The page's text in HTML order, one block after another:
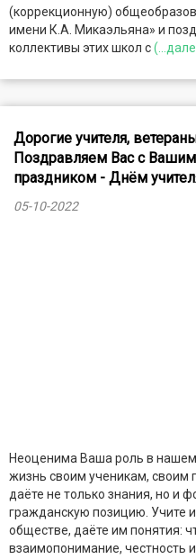
(коррекционную)
имени К.А. Микаэльяна» и
коллективы этих школ с
Дорогие учителя,
Поздравляем Вас с
праздником - Днём
05-10-2022
Неоценима Ваша роль в
жизнь своим ученикам, своим
даёте не только знания, но и
гражданскую позицию. Учите
обществе, даёте им понятия:
взаимопонимание, честность